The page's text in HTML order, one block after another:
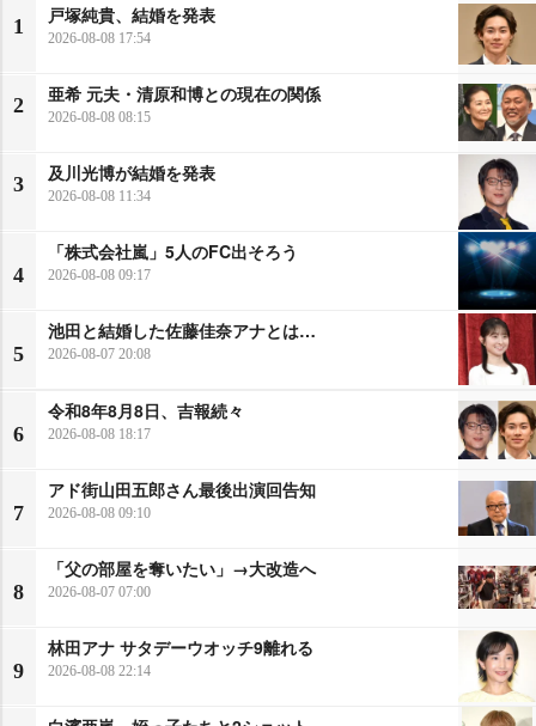
1
戸塚純貴、結婚を発表
2026-08-08 17:54
2
亜希 元夫・清原和博との現在の関係
2026-08-08 08:15
3
及川光博が結婚を発表
2026-08-08 11:34
4
「株式会社嵐」5人のFC出そろう
2026-08-08 09:17
5
池田と結婚した佐藤佳奈アナとは…
2026-08-07 20:08
6
令和8年8月8日、吉報続々
2026-08-08 18:17
7
アド街山田五郎さん最後出演回告知
2026-08-08 09:10
8
「父の部屋を奪いたい」→大改造へ
2026-08-07 07:00
9
林田アナ サタデーウオッチ9離れる
2026-08-08 22:14